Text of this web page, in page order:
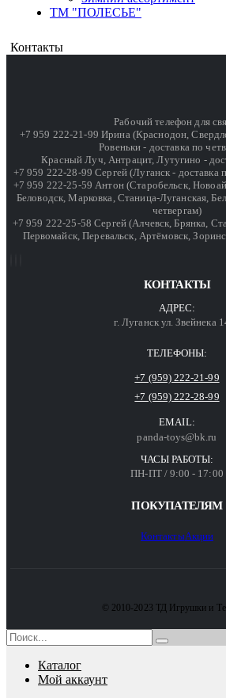
ТМ "ПОЛЕСЬЕ"
Контакты
Рабочий телефон для
+7 959 222-21-99 Ирина (Краснодон,
Ровеньки - доставка по
Красный Луч, Антрацит, Лутугино -
+7 959 222-28-99 Сергей (Луганск - доставка
+7 959 222-25-59 Антон (Старобельск,
Беловодск, Марковка, Станица-Луганская,
четвергам)
+7 959 222-25-58 Сергей (Алчевск, Брянка,
Первомайск, Перевальск, Артёмовск,
КОНТАКТЫ
АДРЕС:
г. Луганск ул. Звейнека
ТЕЛЕФОНЫ:
+7 (959) 222-21-99
+7 (959) 222-28-99
EMAIL:
panda-toys@bk.ru
ЧАСЫ РАБОТЫ:
ПН-ПТ / 9:00 - 17:00
ПОКУПАТЕЛЯМ
КонтактыАкции
© 2010-2023 ТД Игрушки и
Каталог
Мой аккаунт